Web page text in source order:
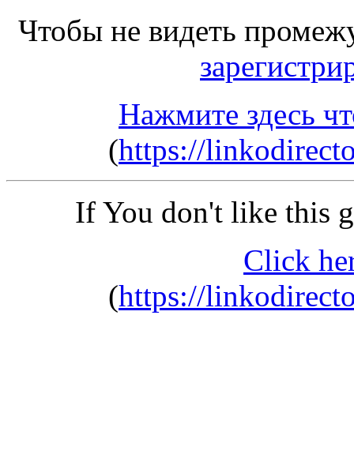
Чтобы не видеть
Нажмите здесь
(https://
If You don't like this
Click
(https://